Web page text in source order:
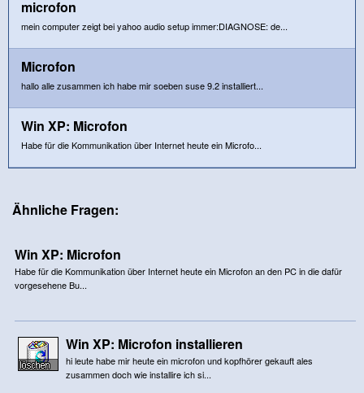
microfon
mein computer zeigt bei yahoo audio setup immer:DIAGNOSE: de...
Microfon
hallo alle zusammen ich habe mir soeben suse 9.2 installiert...
Win XP: Microfon
Habe für die Kommunikation über Internet heute ein Microfo...
Ähnliche Fragen:
Win XP: Microfon
Habe für die Kommunikation über Internet heute ein Microfon an den PC in die dafür
vorgesehene Bu...
Win XP: Microfon installieren
hi leute habe mir heute ein microfon und kopfhörer gekauft ales
zusammen doch wie installire ich si...